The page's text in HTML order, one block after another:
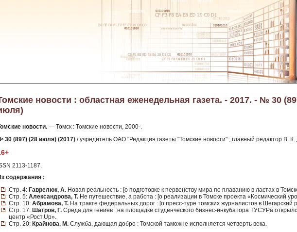
новости : областная еженедельная газета. - 2017. - № 30
новости. — Томск : Томские новости, 2000-.
30 (897) (28 июля) (2017) / учредитель ОАО "Редакция газеты "Томские новости" ; главный редактор В.
2113-1187.
содержания :
Стр. 4: Гаврелюк, А. Новая реальность : [о подготовке к первенству мира по плаванию в ластах в
Стр. 5: Александрова, Т. Не путешествие, а работа : [о реализации в Томске проекта «Космический
Стр. 10: Абрамова, Т. На тракте федеральных дорог : [о пресс-туре томских журналистов в Шегарский
Стр. 17: Шатров, Г. Среда для гениев : на площадке студенческого бизнес-инкубатора ТУСУРа
центр «Рост.Up».
Стр. 20: Крайнова, М. Служба, дающая добро : Томской таможне исполняется четверть века.